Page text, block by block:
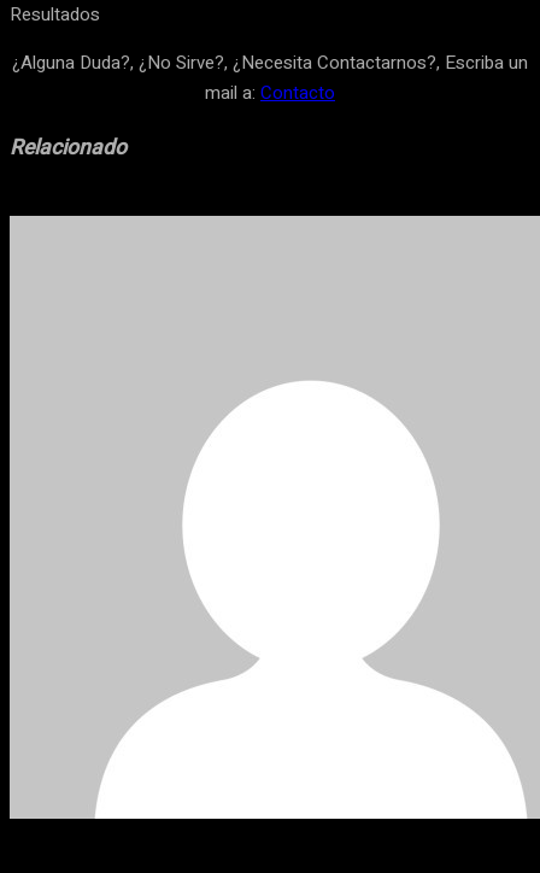
Resultados
¿Alguna Duda?, ¿No Sirve?, ¿Necesita Contactarnos?, Escriba un
mail a: Contacto
Relacionado